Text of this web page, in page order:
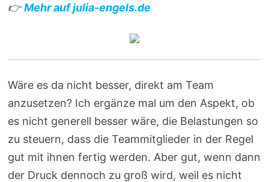
👉Mehr auf julia-engels.de
Wäre es da nicht besser, direkt am Team
anzusetzen? Ich ergänze mal um den Aspekt, ob
es nicht generell besser wäre, die Belastungen so
zu steuern, dass die Teammitglieder in der Regel
gut mit ihnen fertig werden. Aber gut, wenn dann
der Druck dennoch zu groß wird, weil es nicht